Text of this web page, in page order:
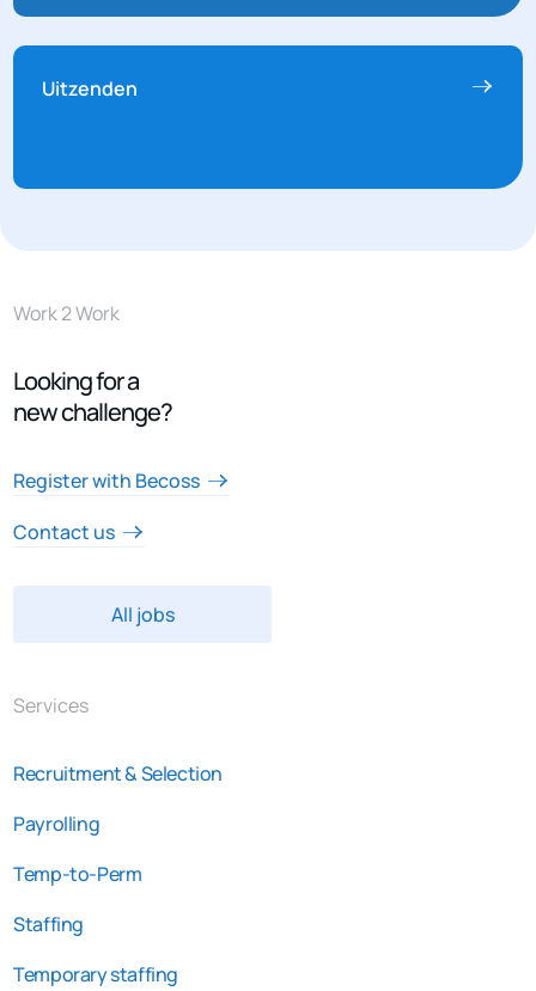
Uitzenden
Work 2 Work
Looking for a
new challenge?
Register with Becoss
Contact us
All jobs
Services
Recruitment & Selection
Payrolling
Temp-to-Perm
Staffing
Temporary staffing